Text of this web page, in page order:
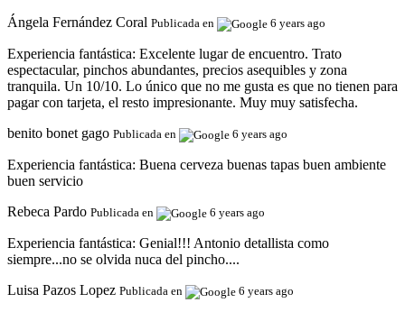
Ángela Fernández Coral Publicada en 6 years ago
Experiencia fantástica: Excelente lugar de encuentro. Trato
espectacular, pinchos abundantes, precios asequibles y zona
tranquila. Un 10/10. Lo único que no me gusta es que no tienen para
pagar con tarjeta, el resto impresionante. Muy muy satisfecha.
benito bonet gago Publicada en 6 years ago
Experiencia fantástica: Buena cerveza buenas tapas buen ambiente
buen servicio
Rebeca Pardo Publicada en 6 years ago
Experiencia fantástica: Genial!!! Antonio detallista como
siempre...no se olvida nuca del pincho....
Luisa Pazos Lopez Publicada en 6 years ago